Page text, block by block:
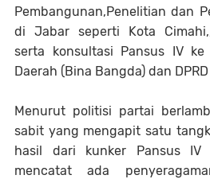
Pembangunan,Penelitian dan
di Jabar seperti Kota
serta konsultasi Pansus IV ke
Daerah (Bina Bangda) dan
Menurut politisi partai
sabit yang mengapit satu
hasil dari kunker Pansus IV
mencatat ada